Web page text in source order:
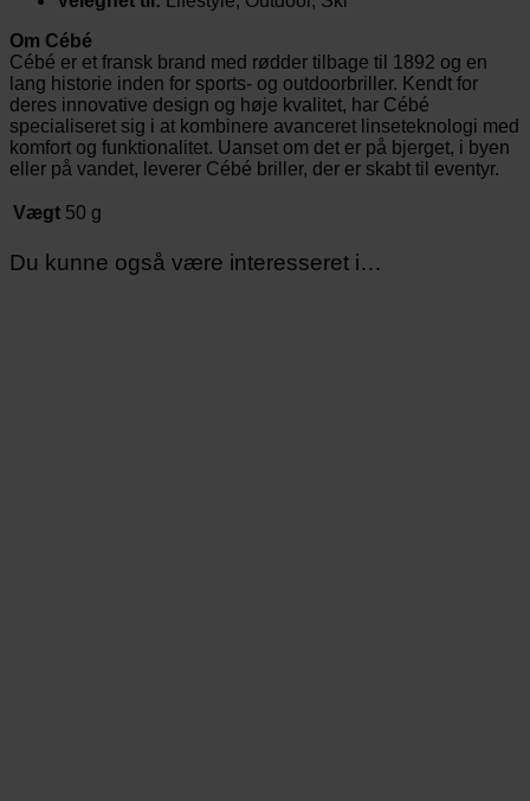
Om Cébé
Cébé er et fransk brand med rødder tilbage til 1892 og en
lang historie inden for sports- og outdoorbriller. Kendt for
deres innovative design og høje kvalitet, har Cébé
specialiseret sig i at kombinere avanceret linseteknologi med
komfort og funktionalitet. Uanset om det er på bjerget, i byen
eller på vandet, leverer Cébé briller, der er skabt til eventyr.
Vægt 50 g
Du kunne også være interesseret i…